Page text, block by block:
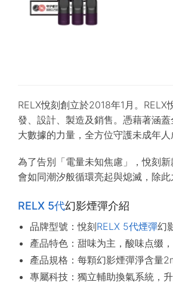
RELX悅刻創立於2018年1月。
發、設計、製造及銷售。憑藉著涵
大數據的力量，全方位守護未成年人
為了告別「電量未知焦慮」，悅刻
會如同潮汐般循環亮起與熄滅，除
RELX 5代幻影煙彈介紹
品牌型號：悅刻RELX 5代煙彈幻
產品特色： 甜味为主，酸味点缀
產品規格：每顆幻影煙彈淨含量
專屬科技：獨立輔助換氣系統，